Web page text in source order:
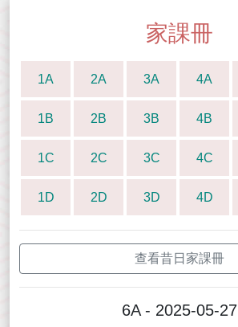
家課冊
1A 2A 3A 4A
1B 2B 3B 4B
1C 2C 3C 4C
1D 2D 3D 4D
查看昔日家課冊
6A - 2025-05-27